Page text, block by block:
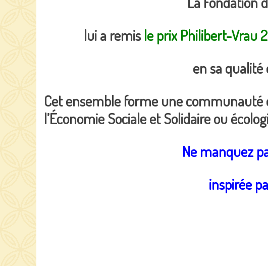
lui a remisle prix Philibert-Vrau
en sa qualité
Cet ensemble forme une communauté
l’Économie Sociale et Solidaire ou
Ne manquez
inspirée